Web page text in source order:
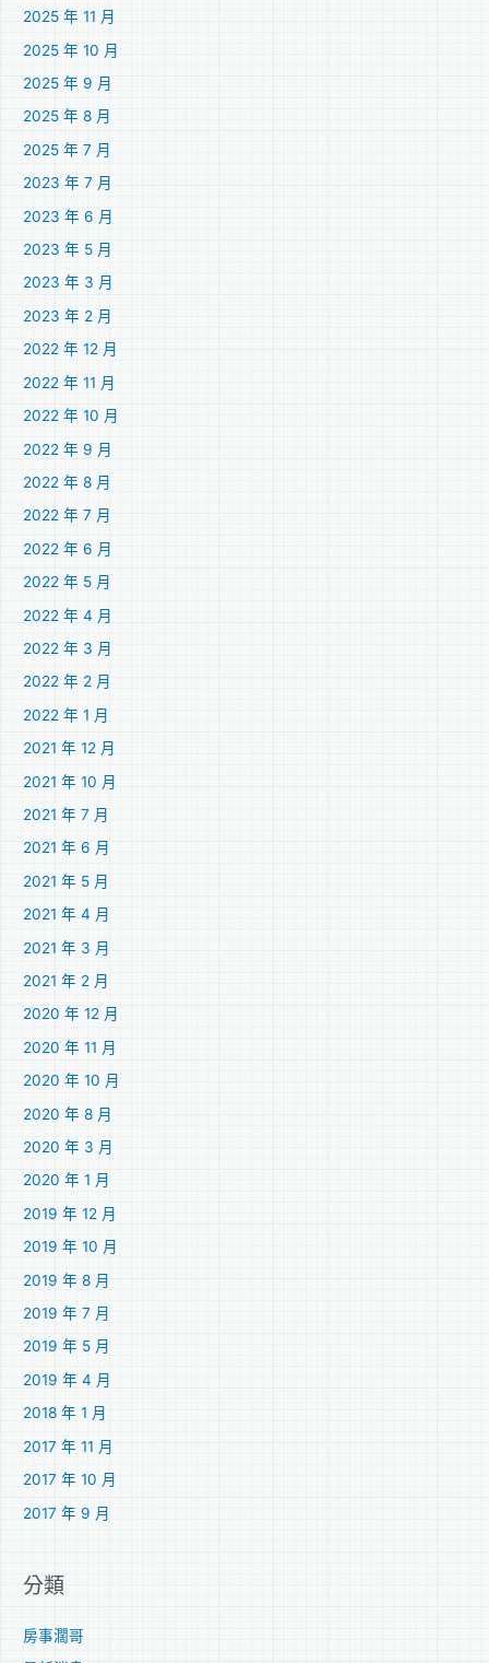
2025 年 11 月
2025 年 10 月
2025 年 9 月
2025 年 8 月
2025 年 7 月
2023 年 7 月
2023 年 6 月
2023 年 5 月
2023 年 3 月
2023 年 2 月
2022 年 12 月
2022 年 11 月
2022 年 10 月
2022 年 9 月
2022 年 8 月
2022 年 7 月
2022 年 6 月
2022 年 5 月
2022 年 4 月
2022 年 3 月
2022 年 2 月
2022 年 1 月
2021 年 12 月
2021 年 10 月
2021 年 7 月
2021 年 6 月
2021 年 5 月
2021 年 4 月
2021 年 3 月
2021 年 2 月
2020 年 12 月
2020 年 11 月
2020 年 10 月
2020 年 8 月
2020 年 3 月
2020 年 1 月
2019 年 12 月
2019 年 10 月
2019 年 8 月
2019 年 7 月
2019 年 5 月
2019 年 4 月
2018 年 1 月
2017 年 11 月
2017 年 10 月
2017 年 9 月
分類
房事濶哥